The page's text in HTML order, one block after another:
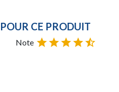
CE PRODUIT
Note 